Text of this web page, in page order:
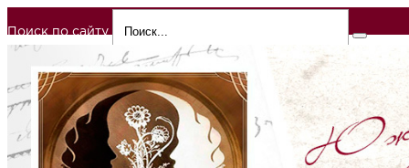
Поиск по сайту